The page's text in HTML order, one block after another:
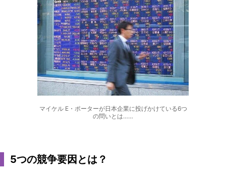
マイケル E・ポーターが日本企業に投げかけている6つ
の問いとは……
5つの競争要因とは？